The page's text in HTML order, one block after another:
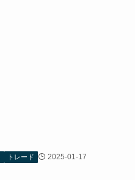
トレード 2025-01-17